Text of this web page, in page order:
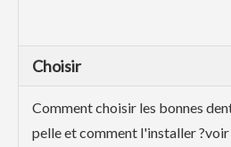
Choisir
Comment choisir les bonnes
pelle et comment l'installer ?voir